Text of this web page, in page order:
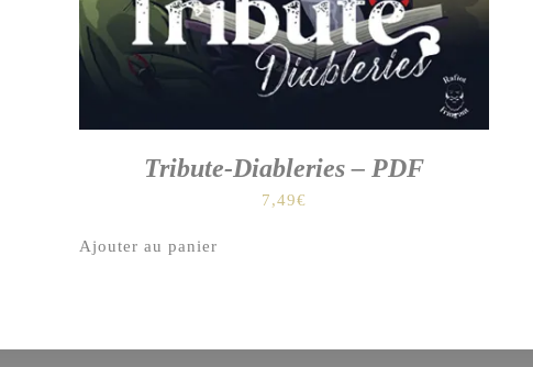
Tribute-Diableries – PDF
7,49€
Ajouter au panier